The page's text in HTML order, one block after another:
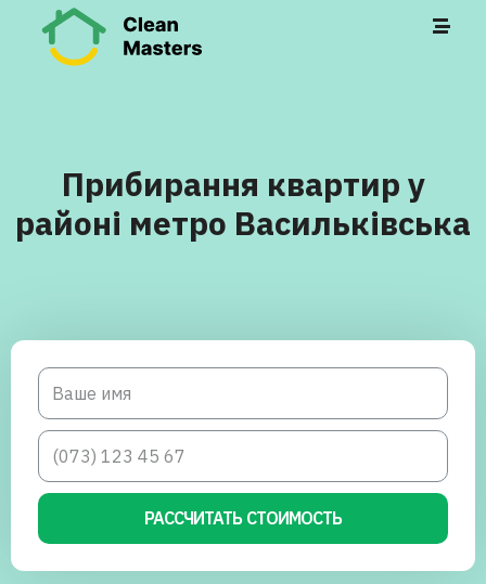
Прибирання квартир у
районі метро Васильківська
РАССЧИТАТЬ СТОИМОСТЬ